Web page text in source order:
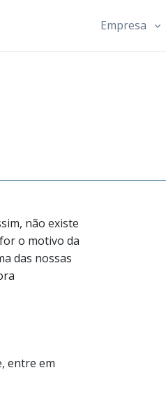
Empresa
não existe
o motivo da
das nossas
entre em